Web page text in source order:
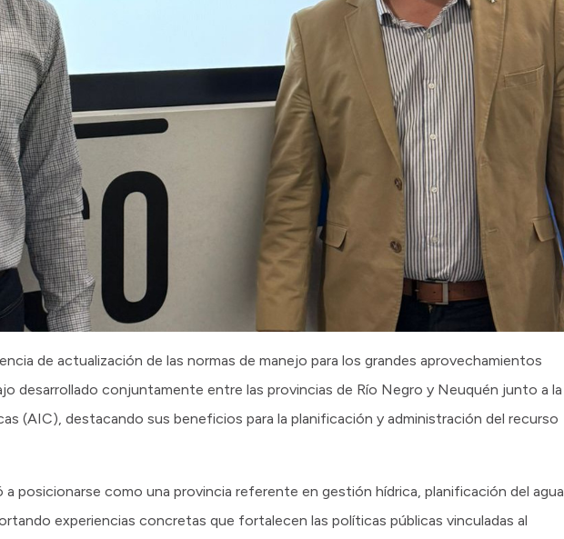
de actualización de las normas de manejo para los grandes aprovechamientos
desarrollado conjuntamente entre las provincias de Río Negro y Neuquén junto a la
(AIC), destacando sus beneficios para la planificación y administración del recurso
posicionarse como una provincia referente en gestión hídrica, planificación del agua
experiencias concretas que fortalecen las políticas públicas vinculadas al